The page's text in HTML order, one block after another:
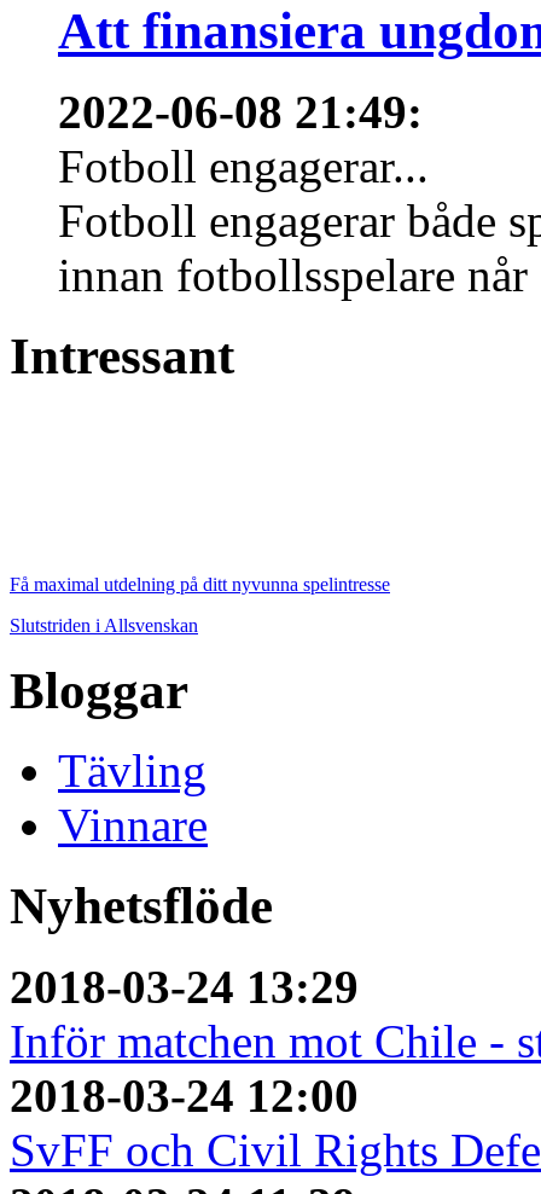
Att finansiera
2022-06-08 21:49:
Fotboll engagerar...
Fotboll engagerar både
innan fotbollsspelare
Intressant
Få maximal utdelning på ditt nyvunna spelintresse
Slutstriden i Allsvenskan
Bloggar
Tävling
Vinnare
Nyhetsflöde
2018-03-24 13:29
Inför matchen mot Chile -
2018-03-24 12:00
SvFF och Civil Rights